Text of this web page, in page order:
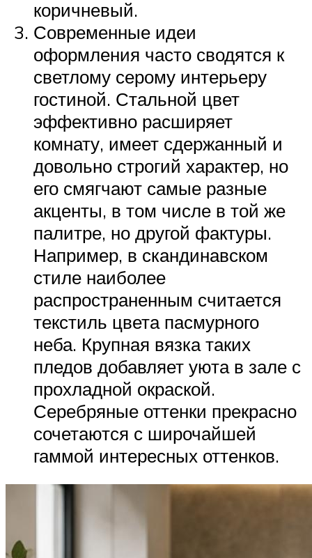
коричневый.
Современные идеи
оформления часто сводятся к
светлому серому интерьеру
гостиной. Стальной цвет
эффективно расширяет
комнату, имеет сдержанный и
довольно строгий характер, но
его смягчают самые разные
акценты, в том числе в той же
палитре, но другой фактуры.
Например, в скандинавском
стиле наиболее
распространенным считается
текстиль цвета пасмурного
неба. Крупная вязка таких
пледов добавляет уюта в зале с
прохладной окраской.
Серебряные оттенки прекрасно
сочетаются с широчайшей
гаммой интересных оттенков.